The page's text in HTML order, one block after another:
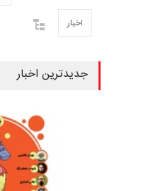
اخبار
جدیدترین اخبار